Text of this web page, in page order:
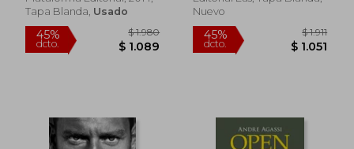
Tapa Blanda, Usado
Nuevo